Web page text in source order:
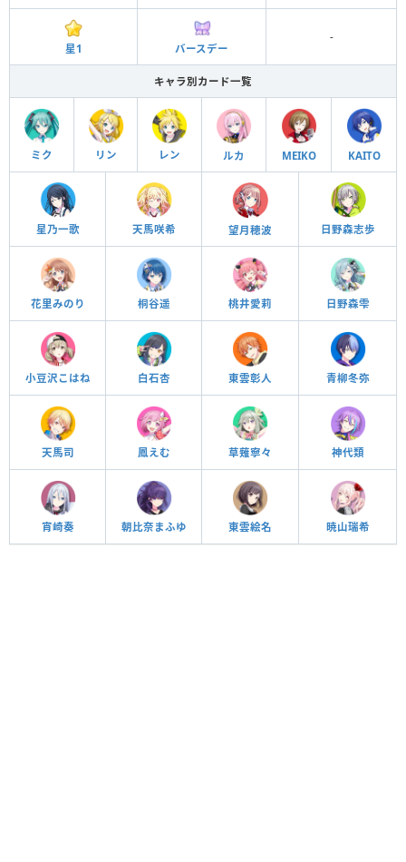
星1 バースデー
-
キャラ別カード一覧
ミク リン レン ルカ MEIKO KAITO
星乃一歌 天馬咲希 望月穂波 日野森志歩
花里みのり 桐谷遥 桃井愛莉 日野森雫
小豆沢こはね 白石杏 東雲彰人 青柳冬弥
天馬司 鳳えむ 草薙寧々 神代類
宵崎奏 朝比奈まふゆ 東雲絵名 暁山瑞希